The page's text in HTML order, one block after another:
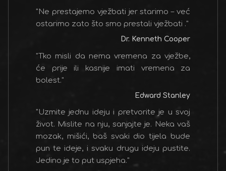
"Ne prestajemo vježbati jer starimo – već
ostarimo zato što smo prestali vježbati ."
Dr. Kenneth Cooper
"Tko misli da nema vremena za vježbe,
će prije ili kasnije imati vremena za
bolest."
Edward Stanley
"Uzmite jednu ideju i pretvorite je u svoj
život. Mislite na nju, sanjajte je. Neka vaš
mozak, mišići, baš svaki dio tijela bude
pun te ideje, i svaku drugu ideju pustite.
Jedino je to put uspjeha."